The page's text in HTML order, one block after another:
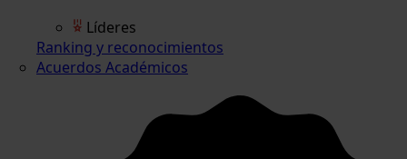
Líderes
Ranking y reconocimientos
Acuerdos Académicos